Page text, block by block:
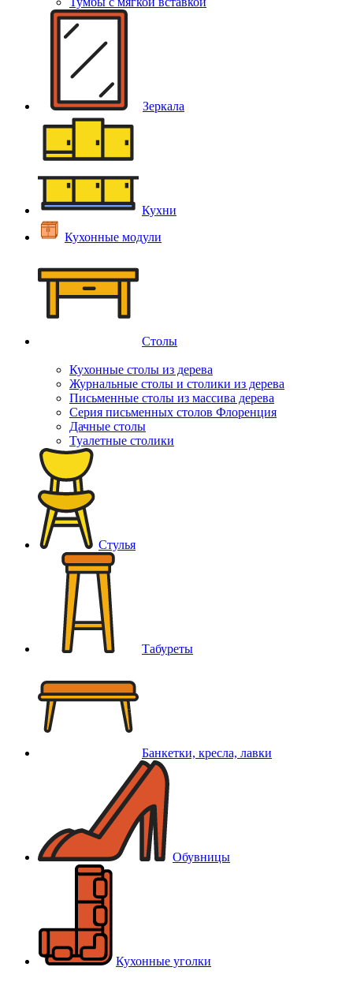
Зеркала
Кухни
Кухонные модули
Столы
Кухонные столы из дерева
Журнальные столы и столики из дерева
Письменные столы из массива дерева
Серия письменных столов Флоренция
Дачные столы
Туалетные столики
Стулья
Табуреты
Банкетки, кресла, лавки
Обувницы
Кухонные уголки